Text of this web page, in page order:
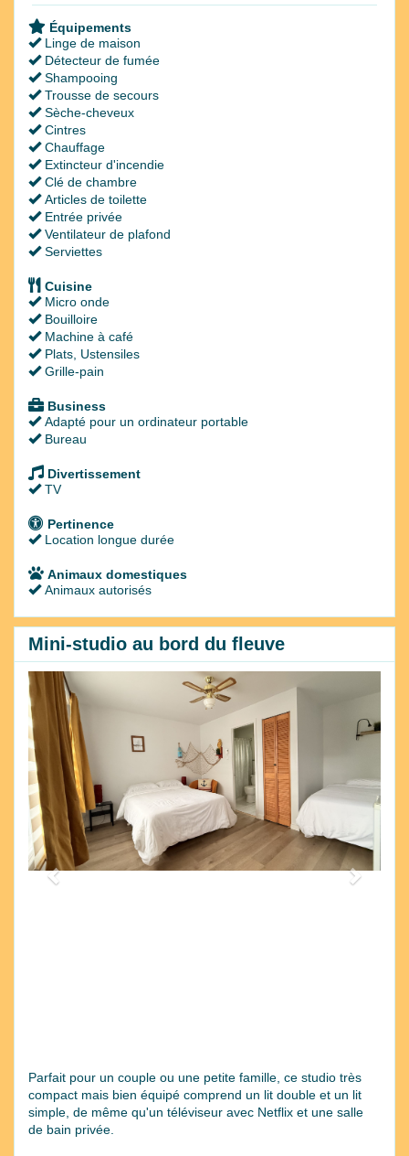
Équipements
Linge de maison
Détecteur de fumée
Shampooing
Trousse de secours
Sèche-cheveux
Cintres
Chauffage
Extincteur d'incendie
Clé de chambre
Articles de toilette
Entrée privée
Ventilateur de plafond
Serviettes
Cuisine
Micro onde
Bouilloire
Machine à café
Plats, Ustensiles
Grille-pain
Business
Adapté pour un ordinateur portable
Bureau
Divertissement
TV
Pertinence
Location longue durée
Animaux domestiques
Animaux autorisés
Mini-studio au bord du fleuve
Previous
Parfait pour un couple ou une petite famille, ce studio très
compact mais bien équipé comprend un lit double et un lit
simple, de même qu'un téléviseur avec Netflix et une salle
de bain privée.